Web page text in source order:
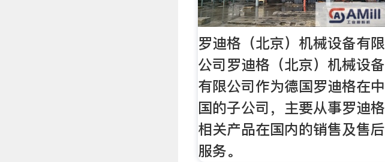
罗迪格（北京）机械设备有限
公司罗迪格（北京）机械设备
有限公司作为德国罗迪格在中
国的子公司，主要从事罗迪格
相关产品在国内的销售及售后
服务。